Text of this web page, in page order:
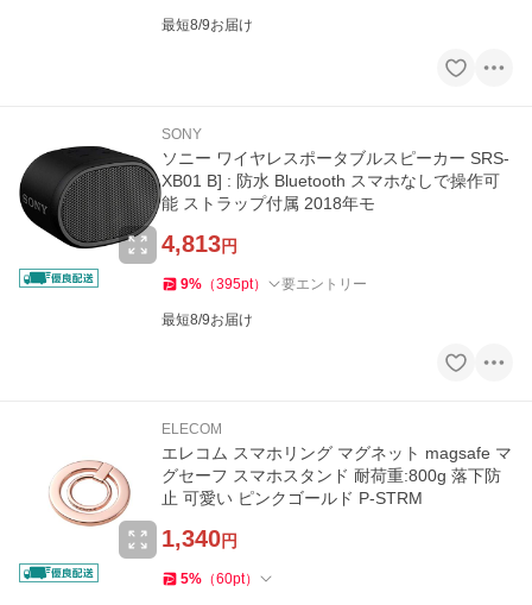
最短8/9お届け
SONY
ソニー ワイヤレスポータブルスピーカー SRS-
XB01 B] : 防水 Bluetooth スマホなしで操作可
能 ストラップ付属 2018年モ
4,813円
9% （395pt） 要エントリー
最短8/9お届け
ELECOM
エレコム スマホリング マグネット magsafe マ
グセーフ スマホスタンド 耐荷重:800g 落下防
止 可愛い ピンクゴールド P-STRM
1,340円
5% （60pt）